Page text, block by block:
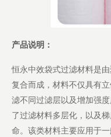
产品说明：
恒永中效袋式过滤材料是
复合而成，材料不仅具有
滤不同过滤层以及增加强
了过滤材料多层化，以及
命。该类材料主要应用于